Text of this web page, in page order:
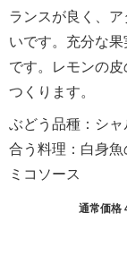
ランスが良く、
いです。充分な
です。レモンの
つくります。
ぶどう品種：シャ
合う料理：白身
ミコソース
通常価格